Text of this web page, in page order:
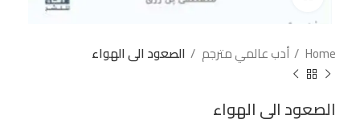
Home أدب عالمي مترجم الصعود الى الهواء
الصعود الى الهواء